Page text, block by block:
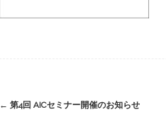
Post
← 第4回 AICセミナー開催のお知らせ